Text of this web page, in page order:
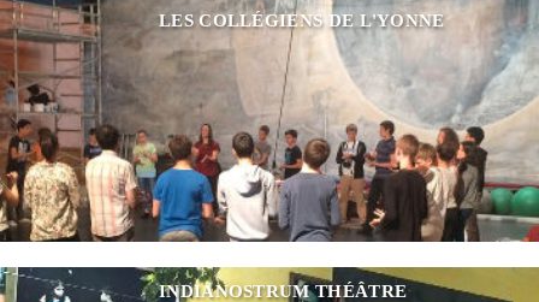
LES COLLÉGIENS DE L'YONNE
INDIANOSTRUM THÉÂTRE